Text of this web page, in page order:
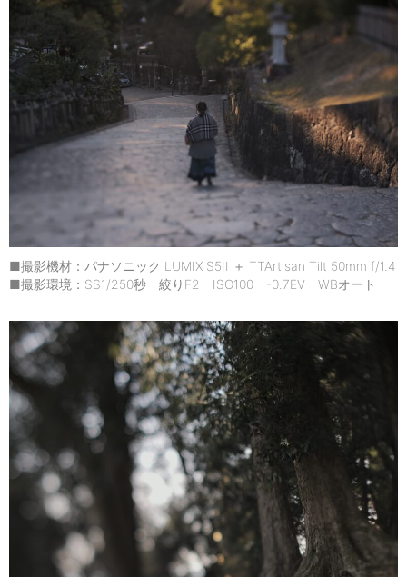
■撮影機材：パナソニック LUMIX S5II ＋ TTArtisan Tilt 50mm f/1.4
■撮影環境：SS1/250秒 絞りF2 ISO100 -0.7EV WBオート